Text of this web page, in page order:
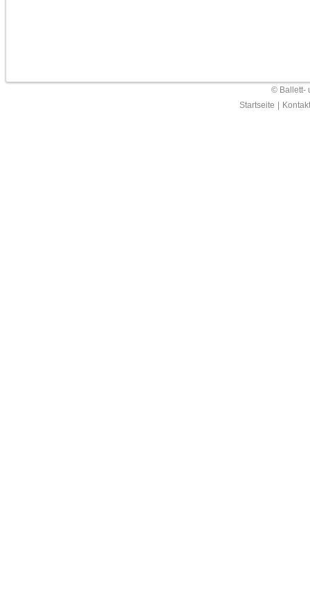
© Ballett-
Startseite
Kontakt